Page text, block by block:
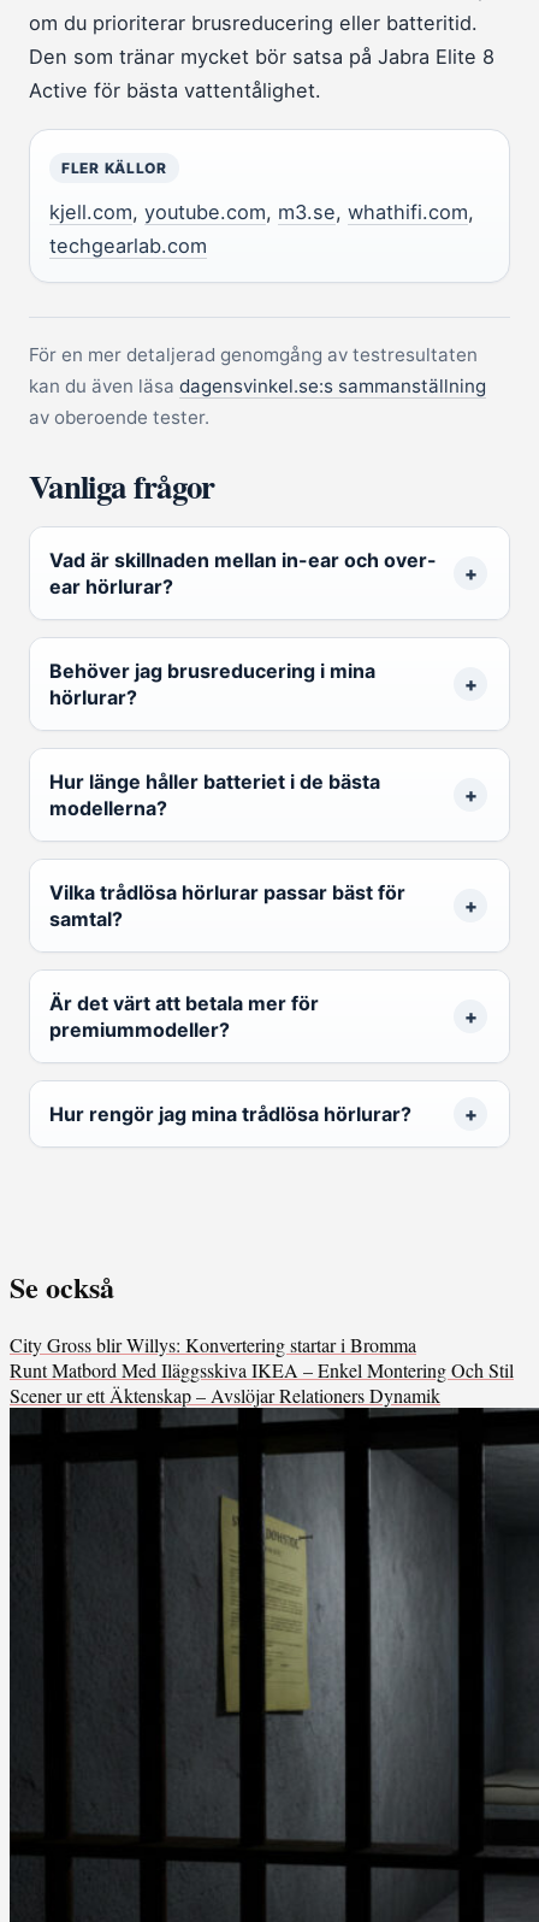
om du prioriterar brusreducering eller batteritid.
Den som tränar mycket bör satsa på Jabra Elite 8
Active för bästa vattentålighet.
FLER KÄLLOR
kjell.com, youtube.com, m3.se, whathifi.com,
techgearlab.com
För en mer detaljerad genomgång av testresultaten
kan du även läsa dagensvinkel.se:s sammanställning
av oberoende tester.
Vanliga frågor
Vad är skillnaden mellan in-ear och over-
ear hörlurar?
Behöver jag brusreducering i mina
hörlurar?
Hur länge håller batteriet i de bästa
modellerna?
Vilka trådlösa hörlurar passar bäst för
samtal?
Är det värt att betala mer för
premiummodeller?
Hur rengör jag mina trådlösa hörlurar?
Se också
City Gross blir Willys: Konvertering startar i Bromma
Runt Matbord Med Iläggsskiva IKEA – Enkel Montering Och Stil
Scener ur ett Äktenskap – Avslöjar Relationers Dynamik